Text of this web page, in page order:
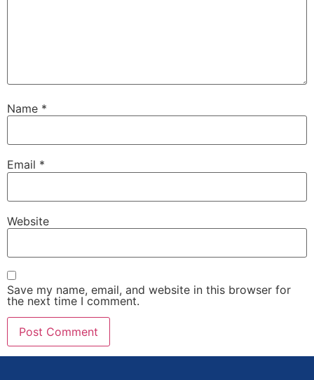
Name *
Email *
Website
Save my name, email, and website in this browser for
the next time I comment.